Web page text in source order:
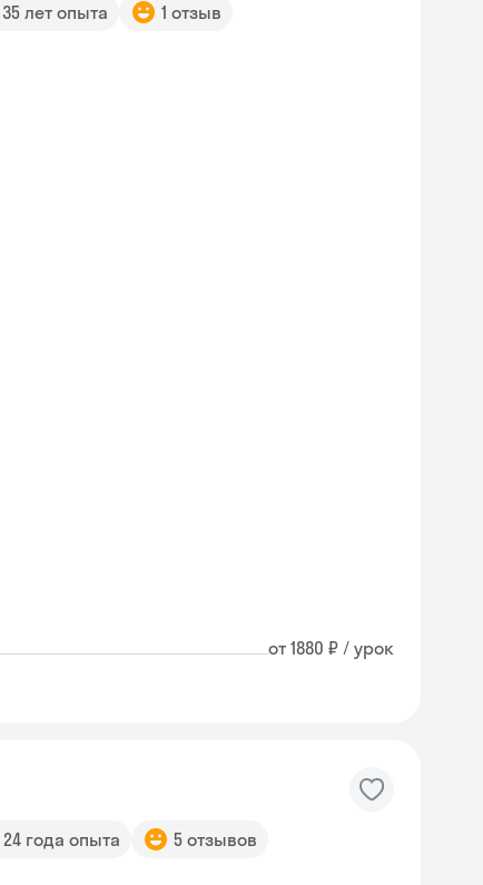
35 лет опыта 1 отзыв
от 1880 ₽ / урок
24 года опыта 5 отзывов